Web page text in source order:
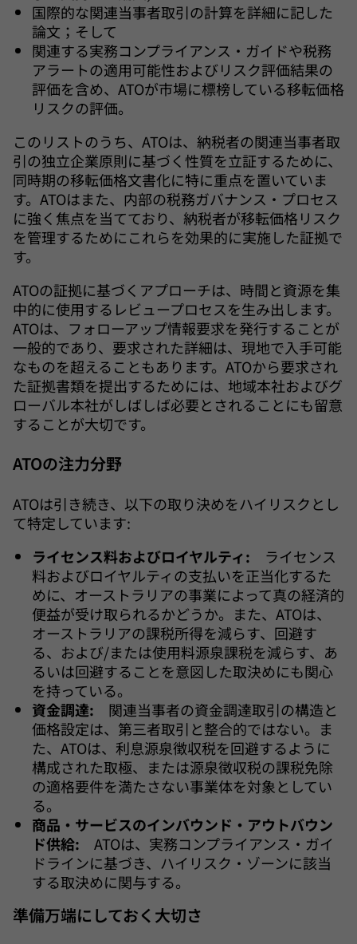
国際的な関連当事者取引の計算を詳細に記した
論文；そして
関連する実務コンプライアンス・ガイドや税務
アラートの適用可能性およびリスク評価結果の
評価を含め、ATOが市場に標榜している移転価格
リスクの評価。
このリストのうち、ATOは、納税者の関連当事者取
引の独立企業原則に基づく性質を立証するために、
同時期の移転価格文書化に特に重点を置いていま
す。ATOはまた、内部の税務ガバナンス・プロセス
に強く焦点を当てており、納税者が移転価格リスク
を管理するためにこれらを効果的に実施した証拠で
す。
ATOの証拠に基づくアプローチは、時間と資源を集
中的に使用するレビュープロセスを生み出します。
ATOは、フォローアップ情報要求を発行することが
一般的であり、要求された詳細は、現地で入手可能
なものを超えることもあります。ATOから要求され
た証拠書類を提出するためには、地域本社およびグ
ローバル本社がしばしば必要とされることにも留意
することが大切です。
ATOの注力分野
ATOは引き続き、以下の取り決めをハイリスクとし
て特定しています:
ライセンス料およびロイヤルティ: ライセンス
料およびロイヤルティの支払いを正当化するた
めに、オーストラリアの事業によって真の経済的
便益が受け取られるかどうか。また、ATOは、
オーストラリアの課税所得を減らす、回避す
る、および/または使用料源泉課税を減らす、あ
るいは回避することを意図した取決めにも関心
を持っている。
資金調達: 関連当事者の資金調達取引の構造と
価格設定は、第三者取引と整合的ではない。ま
た、ATOは、利息源泉徴収税を回避するように
構成された取極、または源泉徴収税の課税免除
の適格要件を満たさない事業体を対象としてい
る。
商品・サービスのインバウンド・アウトバウン
ド供給: ATOは、実務コンプライアンス・ガイ
ドラインに基づき、ハイリスク・ゾーンに該当
する取決めに関与する。
準備万端にしておく大切さ